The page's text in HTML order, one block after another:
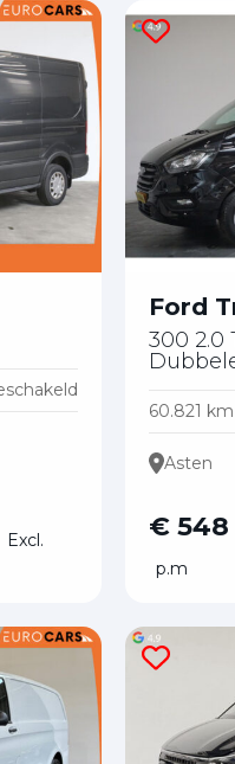
Excl.
Ford
300 2.0
60.821 km
Asten
€ 548
p.m